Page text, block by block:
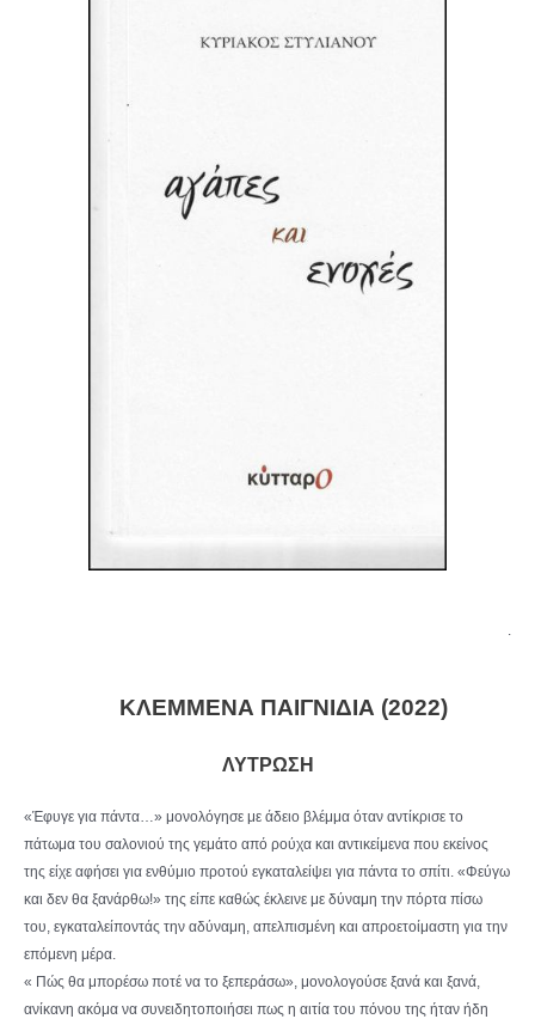
.
ΚΛΕΜΜΕΝΑ ΠΑΙΓΝΙΔΙΑ (2022)
ΛΥΤΡΩΣΗ
«Έφυγε για πάντα…» μονολόγησε με άδειο βλέμμα όταν αντίκρισε το
πάτωμα του σαλονιού της γεμάτο από ρούχα και αντικείμενα που εκείνος
της είχε αφήσει για ενθύμιο προτού εγκαταλείψει για πάντα το σπίτι. «Φεύγω
και δεν θα ξανάρθω!» της είπε καθώς έκλεινε με δύναμη την πόρτα πίσω
του, εγκαταλείποντάς την αδύναμη, απελπισμένη και απροετοίμαστη για την
επόμενη μέρα.
« Πώς θα μπορέσω ποτέ να το ξεπεράσω», μονολογούσε ξανά και ξανά,
ανίκανη ακόμα να συνειδητοποιήσει πως η αιτία του πόνου της ήταν ήδη